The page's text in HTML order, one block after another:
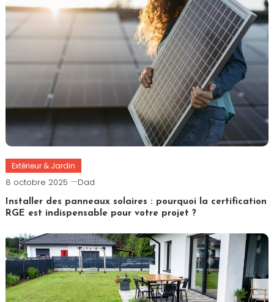
Extérieur & Jardin
8 octobre 2025 Dad
Installer des panneaux solaires : pourquoi la certification
RGE est indispensable pour votre projet ?